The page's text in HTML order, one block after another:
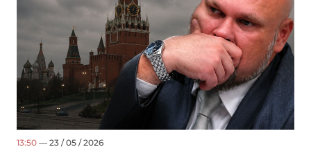
13:50 — 23 / 05 / 2026